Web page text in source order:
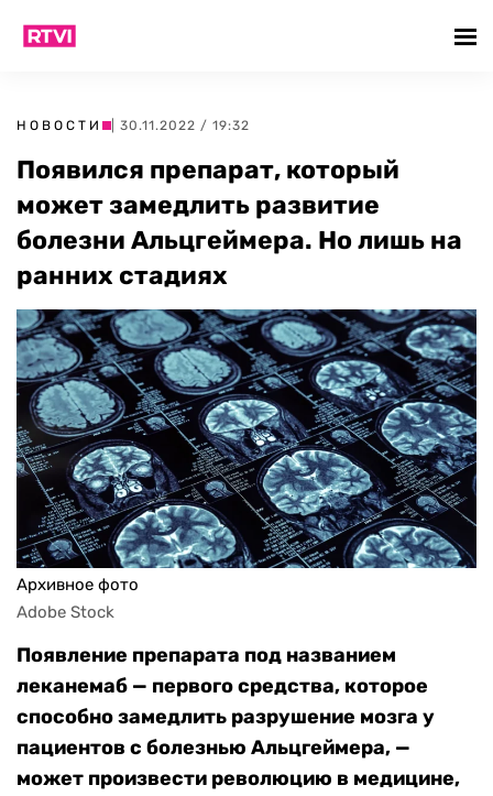
НОВОСТИ | 30.11.2022 / 19:32
Появился препарат, который
может замедлить развитие
болезни Альцгеймера. Но лишь на
ранних стадиях
Архивное фото
Adobe Stock
Появление препарата под названием
леканемаб — первого средства, которое
способно замедлить разрушение мозга у
пациентов с болезнью Альцгеймера, —
может произвести революцию в медицине,